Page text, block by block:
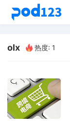
olx 热度: 1